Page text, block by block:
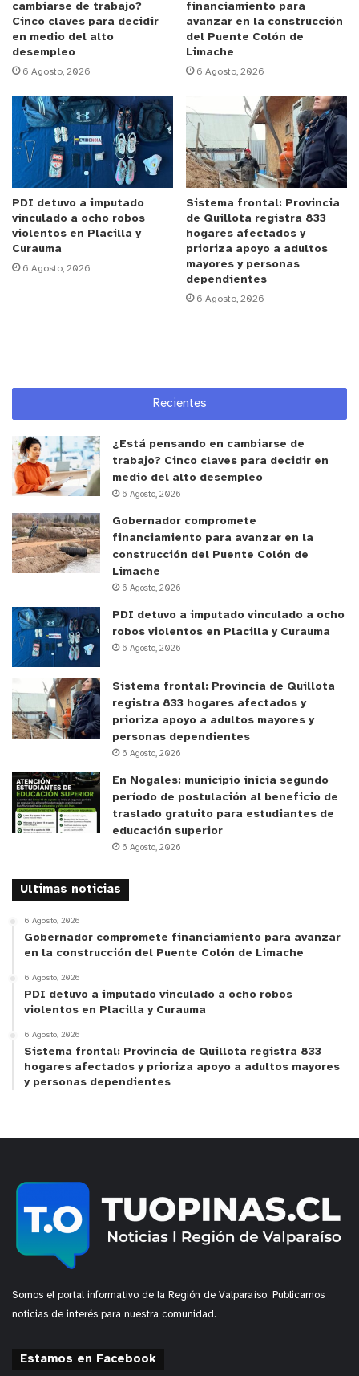
en tanto no se aclaren estos hechos por las
autoridades correspondientes.
• Se le informó, además, que el Colegio, hizo la
denuncia a la que está obligado, en el Ministerio
Público y colaborará con los procesos
investigativos aportando todos los antecedentes
requeridos por la Fiscalía, que obren en nuestro
poder, a la espera del más pronto esclarecimiento
de esta situación, por el bien de toda la comunidad
colegial.
y tú, ¿qué opinas?
cambiarse de trabajo?
Cinco claves para decidir
en medio del alto
desempleo
6 Agosto, 2026
financiamiento para
avanzar en la construcción
del Puente Colón de
Limache
6 Agosto, 2026
PDI detuvo a imputado
vinculado a ocho robos
violentos en Placilla y
Curauma
6 Agosto, 2026
Sistema frontal: Provincia
de Quillota registra 833
hogares afectados y
prioriza apoyo a adultos
mayores y personas
dependientes
6 Agosto, 2026
Recientes
¿Está pensando en cambiarse de
trabajo? Cinco claves para decidir en
medio del alto desempleo
6 Agosto, 2026
Gobernador compromete
financiamiento para avanzar en la
construcción del Puente Colón de
Limache
6 Agosto, 2026
PDI detuvo a imputado vinculado a ocho
robos violentos en Placilla y Curauma
6 Agosto, 2026
Sistema frontal: Provincia de Quillota
registra 833 hogares afectados y
prioriza apoyo a adultos mayores y
personas dependientes
6 Agosto, 2026
En Nogales: municipio inicia segundo
período de postulación al beneficio de
traslado gratuito para estudiantes de
educación superior
6 Agosto, 2026
Ultimas noticias
6 Agosto, 2026
Gobernador compromete financiamiento para avanzar
en la construcción del Puente Colón de Limache
6 Agosto, 2026
PDI detuvo a imputado vinculado a ocho robos
violentos en Placilla y Curauma
6 Agosto, 2026
Sistema frontal: Provincia de Quillota registra 833
hogares afectados y prioriza apoyo a adultos mayores
y personas dependientes
Somos el portal informativo de la Región de Valparaíso. Publicamos
noticias de interés para nuestra comunidad.
Estamos en Facebook